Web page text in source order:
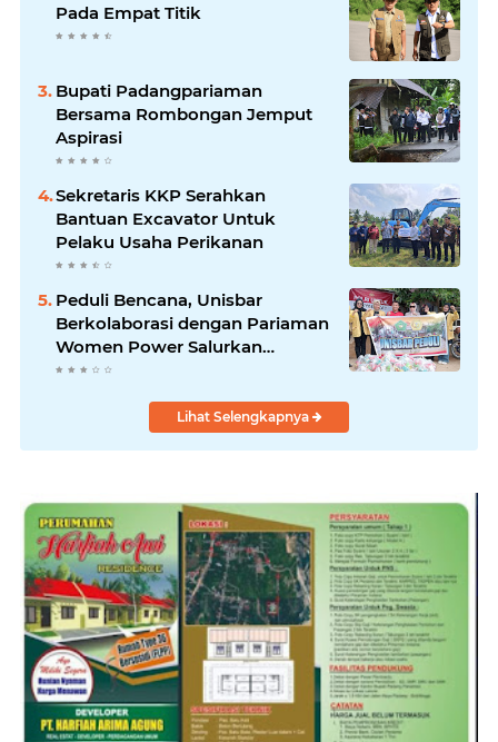
Pada Empat Titik
Bupati Padangpariaman
Bersama Rombongan Jemput
Aspirasi
Sekretaris KKP Serahkan
Bantuan Excavator Untuk
Pelaku Usaha Perikanan
Peduli Bencana, Unisbar
Berkolaborasi dengan Pariaman
Women Power Salurkan
Bantuan untuk Korban Banjir di
Lihat Selengkapnya